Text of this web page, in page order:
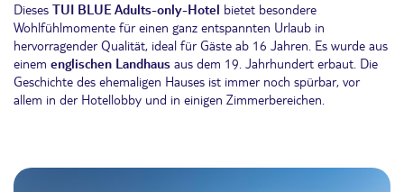
Dieses TUI BLUE Adults-only-Hotel bietet besondere
Wohlfühlmomente für einen ganz entspannten Urlaub in
hervorragender Qualität, ideal für Gäste ab 16 Jahren. Es wurde aus
einem englischen Landhaus aus dem 19. Jahrhundert erbaut. Die
Geschichte des ehemaligen Hauses ist immer noch spürbar, vor
allem in der Hotellobby und in einigen Zimmerbereichen.